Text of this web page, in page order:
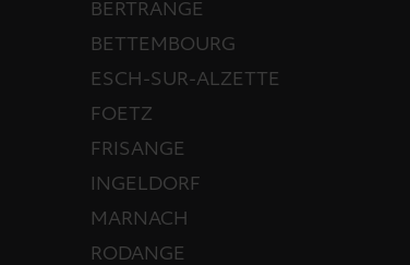
BERTRANGE
BETTEMBOURG
ESCH-SUR-ALZETTE
FOETZ
FRISANGE
INGELDORF
MARNACH
RODANGE